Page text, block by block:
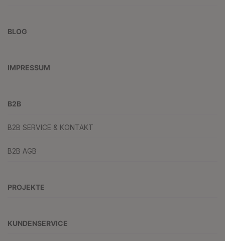
BLOG
IMPRESSUM
B2B
B2B SERVICE & KONTAKT
B2B AGB
PROJEKTE
KUNDENSERVICE